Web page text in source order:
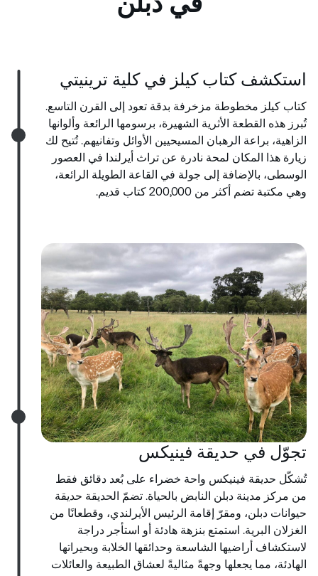
استكشف كتاب كيلز في كلية ترينيتي
كتاب كيلز مخطوطة مزخرفة بدقة تعود إلى القرن التاسع.
تُبرز هذه القطعة الأثرية الشهيرة، برسومها الرائعة وألوانها
الزاهية، براعة الرهبان المسيحيين الأوائل وتفانيهم. تُتيح لك
زيارة هذا المكان لمحة نادرة عن تراث أيرلندا في العصور
الوسطى، بالإضافة إلى جولة في القاعة الطويلة الرائعة،
وهي مكتبة تضم أكثر من 200,000 كتاب قديم.
تجوّل في حديقة فينيكس
تُشكّل حديقة فينيكس واحة خضراء على بُعد دقائق فقط
من مركز مدينة دبلن النابض بالحياة. تضمّ الحديقة حديقة
حيوانات دبلن، ومقرّ إقامة الرئيس الأيرلندي، وقطعانًا من
الغزلان البرية. استمتع بنزهة هادئة أو استأجر دراجة
لاستكشاف أراضيها الشاسعة وحدائقها الخلابة وبحيراتها
الهادئة، مما يجعلها وجهةً مثاليةً لعشاق الطبيعة والعائلات